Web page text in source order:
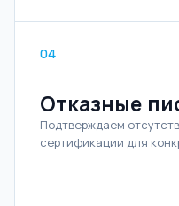
04
Отказные
Подтверждаем
сертификации для